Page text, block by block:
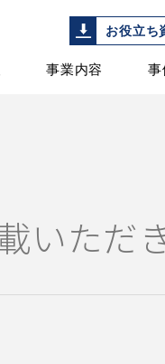
お役立ち
事業内容 事
いただ